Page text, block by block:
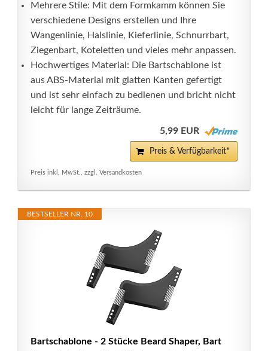
Mehrere Stile: Mit dem Formkamm können Sie
verschiedene Designs erstellen und Ihre
Wangenlinie, Halslinie, Kieferlinie, Schnurrbart,
Ziegenbart, Koteletten und vieles mehr anpassen.
Hochwertiges Material: Die Bartschablone ist
aus ABS-Material mit glatten Kanten gefertigt
und ist sehr einfach zu bedienen und bricht nicht
leicht für lange Zeiträume.
5,99 EUR
Preis & Verfügbarkeit*
Preis inkl. MwSt., zzgl. Versandkosten
BESTSELLER NR. 10
Bartschablone - 2 Stücke Beard Shaper, Bart